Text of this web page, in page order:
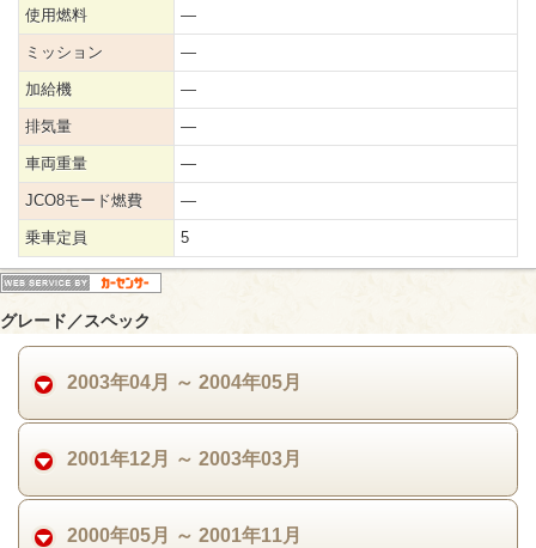
使用燃料 ―
ミッション ―
加給機 ―
排気量 ―
車両重量 ―
JCO8モード燃費 ―
乗車定員 5
グレード／スペック
2003年04月 ～ 2004年05月
2001年12月 ～ 2003年03月
2000年05月 ～ 2001年11月